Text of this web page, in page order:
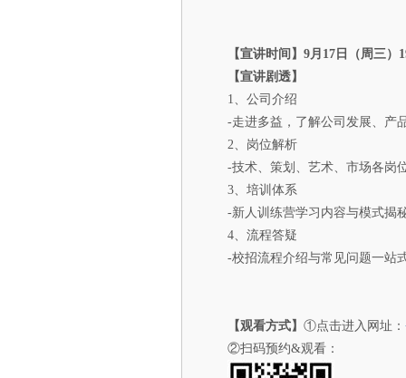
【宣讲时间】 9月17日（周三）
【宣讲剧透】
1、公司介绍
-走进多益，了解公司发展、产
2、岗位解析
-技术、策划、艺术、市场各岗
3、培训体系
-新人训练营学习内容与模式揭
4、流程答疑
-校招流程介绍与常见问题一站
【观看方式】 ①点击进入网址：
②扫码预约&观看：